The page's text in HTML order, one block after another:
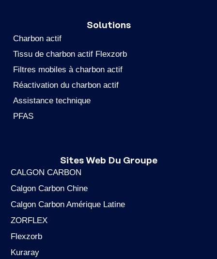
Solutions
Charbon actif
Tissu de charbon actif Flexzorb
Filtres mobiles à charbon actif
Réactivation du charbon actif
Assistance technique
PFAS
Sites Web Du Groupe
CALGON CARBON
Calgon Carbon Chine
Calgon Carbon Amérique Latine
ZORFLEX
Flexzorb
Kuraray